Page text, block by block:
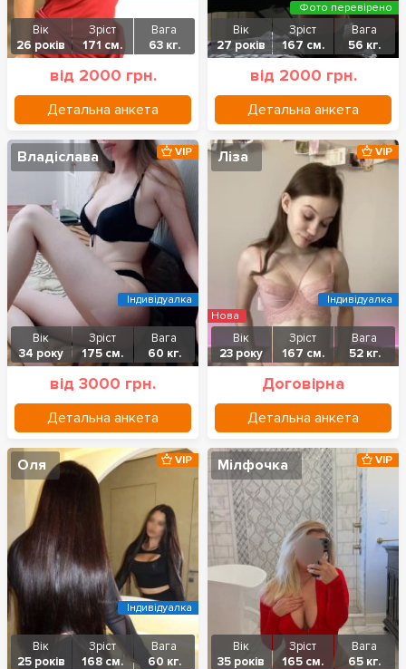
Вік
26 років
Зріст
171 см.
Вага
63 кг.
від 2000 грн.
Детальна анкета
Вік
27 років
Зріст
167 см.
Вага
56 кг.
від 2000 грн.
Детальна анкета
Фото перевірено
Владіслава
Вік
34 року
Зріст
175 см.
Вага
60 кг.
від 3000 грн.
Детальна анкета
VIP
Індивідуалка
Ліза
Вік
23 року
Зріст
167 см.
Вага
52 кг.
Договірна
Детальна анкета
VIP
Нова
Індивідуалка
Оля
Вік
25 років
Зріст
168 см.
Вага
60 кг.
VIP
Індивідуалка
Мілфочка
Вік
35 років
Зріст
165 см.
Вага
65 кг.
VIP